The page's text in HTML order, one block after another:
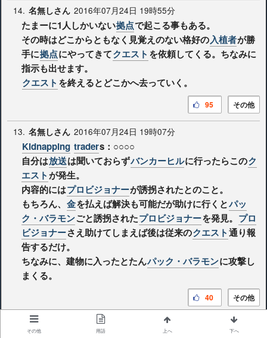
14. 名無しさん 2016年07月24日 19時55分
たまーに1人しかいない拠点で起こる事もある。
その時はどこからともなく見覚えのない格好の入植者が勝
手に拠点にやってきてクエスト を依頼してくる。ちなみに
指示も出せます。
クエスト を終えるとどこかへ去っていく。
その他
95
13. 名無しさん 2016年07月24日 19時07分
Kidnapping traders：○○○○
自分は放送は聞いておらずバンカーヒルに行ったらこのク
エストが発生。
内容的にはプロビジョナーが誘拐されたとのこと。
もちろん、 金を払えば解決も可能だが助けに行くとパッ
ク・バラモンごと誘拐されたプロビジョナーを発見。 プロ
ビジョナーさえ助けてしまえば後は従来のクエスト通り報
告するだけ。
ちなみに、建物に入ったとたんパック・バラモンに攻撃し
まくる。
その他
40
名無しさん 2016年07月20日 01時04分
その他 用語 上へ 下へ